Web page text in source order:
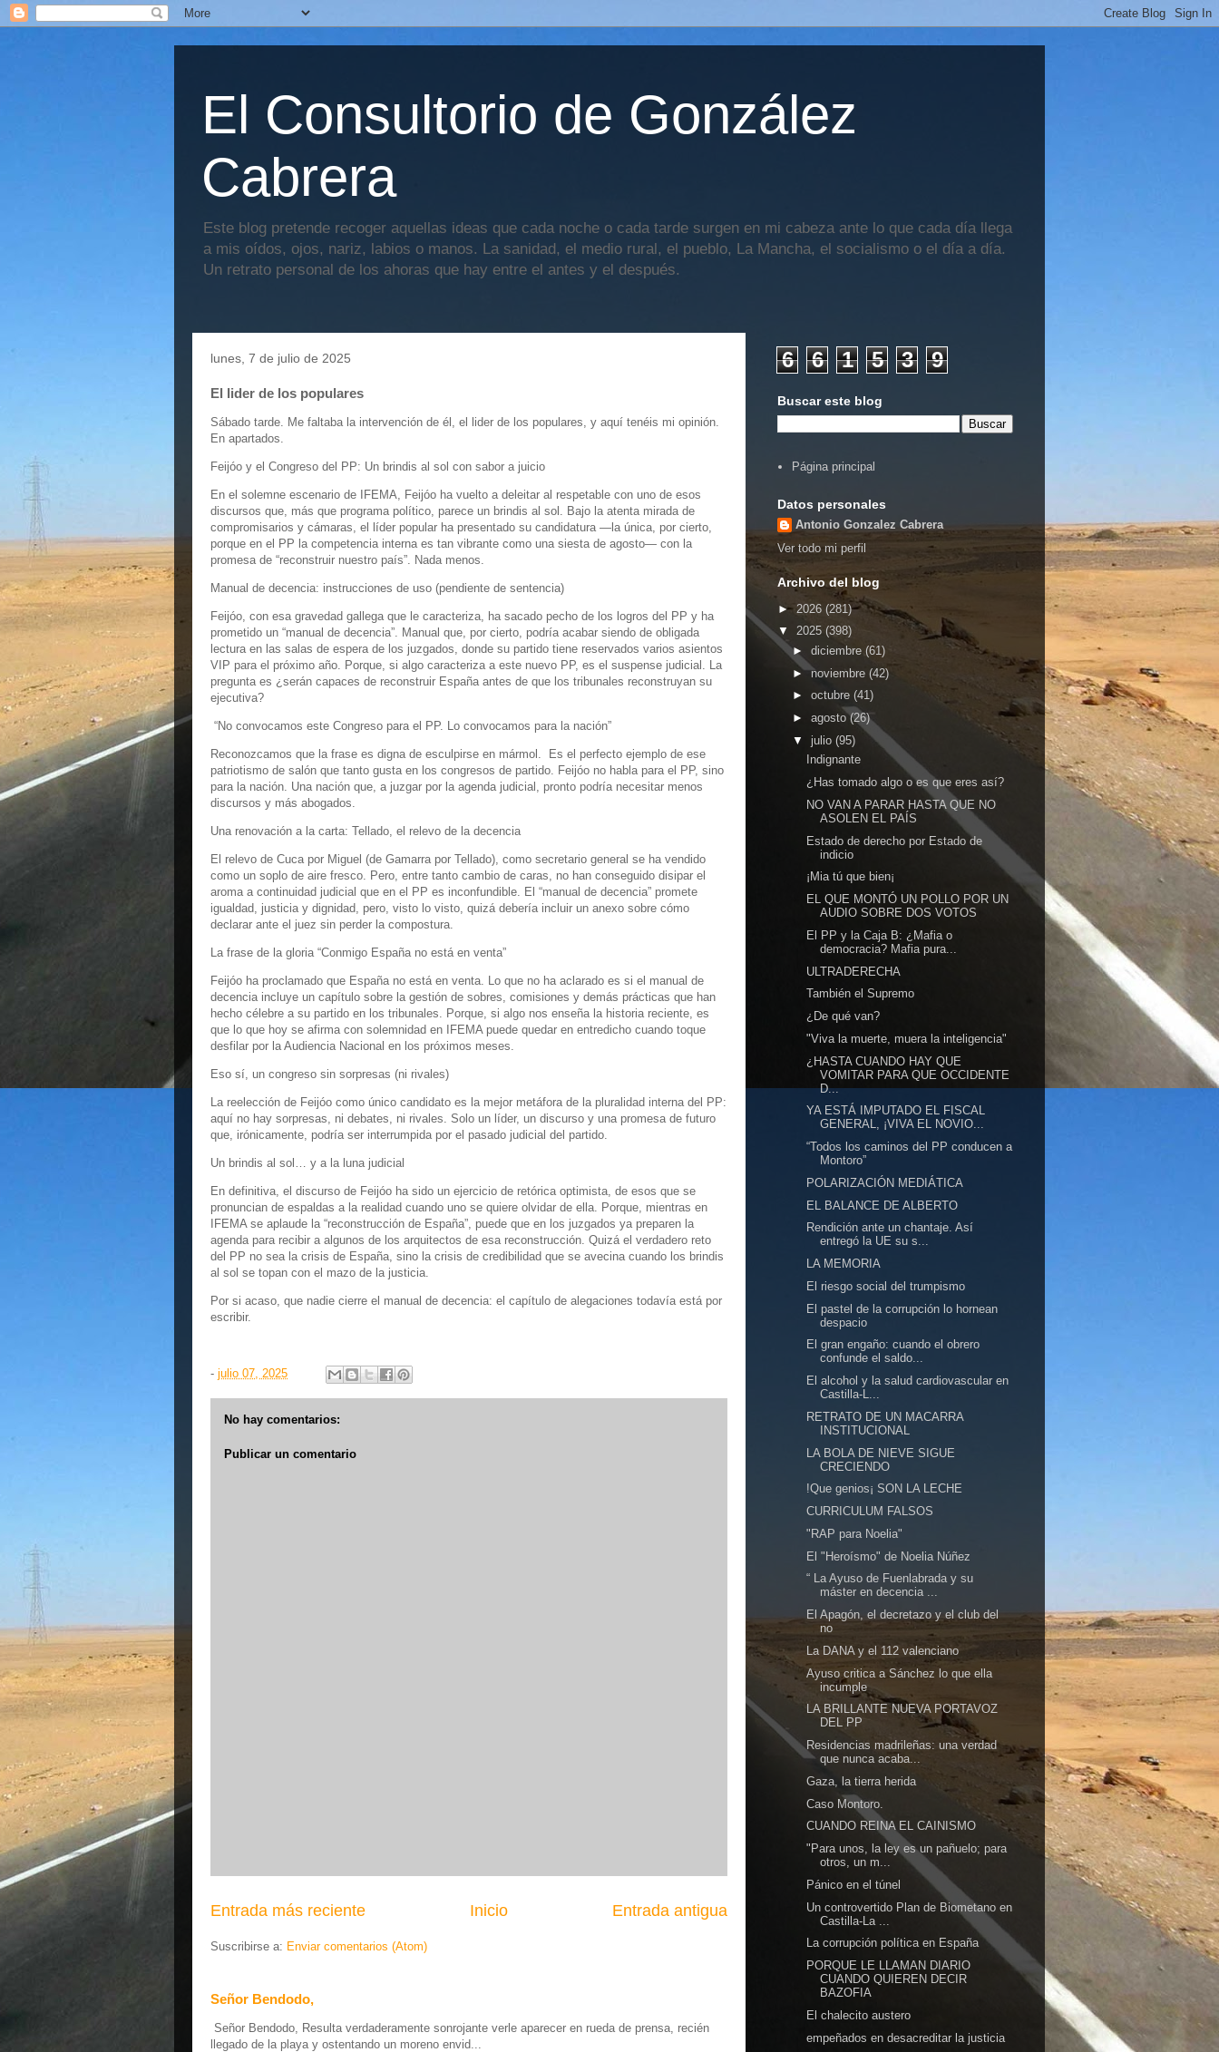
El Consultorio de González
Cabrera
Este blog pretende recoger aquellas ideas que cada noche o cada tarde surgen en mi cabeza ante lo que cada día llega
a mis oídos, ojos, nariz, labios o manos. La sanidad, el medio rural, el pueblo, La Mancha, el socialismo o el día a día.
Un retrato personal de los ahoras que hay entre el antes y el después.
lunes, 7 de julio de 2025
El lider de los populares
Sábado tarde. Me faltaba la intervención de él, el lider de los populares, y aquí tenéis mi opinión.
En apartados.
Feijóo y el Congreso del PP: Un brindis al sol con sabor a juicio
En el solemne escenario de IFEMA, Feijóo ha vuelto a deleitar al respetable con uno de esos
discursos que, más que programa político, parece un brindis al sol. Bajo la atenta mirada de
compromisarios y cámaras, el líder popular ha presentado su candidatura —la única, por cierto,
porque en el PP la competencia interna es tan vibrante como una siesta de agosto— con la
promesa de “reconstruir nuestro país”. Nada menos.
Manual de decencia: instrucciones de uso (pendiente de sentencia)
Feijóo, con esa gravedad gallega que le caracteriza, ha sacado pecho de los logros del PP y ha
prometido un “manual de decencia”. Manual que, por cierto, podría acabar siendo de obligada
lectura en las salas de espera de los juzgados, donde su partido tiene reservados varios asientos
VIP para el próximo año. Porque, si algo caracteriza a este nuevo PP, es el suspense judicial. La
pregunta es ¿serán capaces de reconstruir España antes de que los tribunales reconstruyan su
ejecutiva?
“No convocamos este Congreso para el PP. Lo convocamos para la nación”
Reconozcamos que la frase es digna de esculpirse en mármol. Es el perfecto ejemplo de ese
patriotismo de salón que tanto gusta en los congresos de partido. Feijóo no habla para el PP, sino
para la nación. Una nación que, a juzgar por la agenda judicial, pronto podría necesitar menos
discursos y más abogados.
Una renovación a la carta: Tellado, el relevo de la decencia
El relevo de Cuca por Miguel (de Gamarra por Tellado), como secretario general se ha vendido
como un soplo de aire fresco. Pero, entre tanto cambio de caras, no han conseguido disipar el
aroma a continuidad judicial que en el PP es inconfundible. El “manual de decencia” promete
igualdad, justicia y dignidad, pero, visto lo visto, quizá debería incluir un anexo sobre cómo
declarar ante el juez sin perder la compostura.
La frase de la gloria “Conmigo España no está en venta”
Feijóo ha proclamado que España no está en venta. Lo que no ha aclarado es si el manual de
decencia incluye un capítulo sobre la gestión de sobres, comisiones y demás prácticas que han
hecho célebre a su partido en los tribunales. Porque, si algo nos enseña la historia reciente, es
que lo que hoy se afirma con solemnidad en IFEMA puede quedar en entredicho cuando toque
desfilar por la Audiencia Nacional en los próximos meses.
Eso sí, un congreso sin sorpresas (ni rivales)
La reelección de Feijóo como único candidato es la mejor metáfora de la pluralidad interna del PP:
aquí no hay sorpresas, ni debates, ni rivales. Solo un líder, un discurso y una promesa de futuro
que, irónicamente, podría ser interrumpida por el pasado judicial del partido.
Un brindis al sol… y a la luna judicial
En definitiva, el discurso de Feijóo ha sido un ejercicio de retórica optimista, de esos que se
pronuncian de espaldas a la realidad cuando uno se quiere olvidar de ella. Porque, mientras en
IFEMA se aplaude la “reconstrucción de España”, puede que en los juzgados ya preparen la
agenda para recibir a algunos de los arquitectos de esa reconstrucción. Quizá el verdadero reto
del PP no sea la crisis de España, sino la crisis de credibilidad que se avecina cuando los brindis
al sol se topan con el mazo de la justicia.
Por si acaso, que nadie cierre el manual de decencia: el capítulo de alegaciones todavía está por
escribir.
- julio 07, 2025
No hay comentarios:
Publicar un comentario
Entrada más reciente Entrada antigua
Inicio
Suscribirse a: Enviar comentarios (Atom)
Señor Bendodo,
Señor Bendodo, Resulta verdaderamente sonrojante verle aparecer en rueda de prensa, recién
llegado de la playa y ostentando un moreno envid...
6 6 1 5 3 9
Buscar este blog
Página principal
Datos personales
Antonio Gonzalez Cabrera
Ver todo mi perfil
Archivo del blog
► 2026 (281)
▼ 2025 (398)
► diciembre (61)
►noviembre (42)
► octubre (41)
► agosto(26)
▼ julio (95)
Indignante
¿Has tomado algo o es que eres así?
NO VAN A PARAR HASTA QUE NO
ASOLEN EL PAÍS
Estado de derecho por Estado de
indicio
¡Mia tú que bien¡
EL QUE MONTÓ UN POLLO POR UN
AUDIO SOBRE DOS VOTOS
El PP y la Caja B: ¿Mafia o
democracia? Mafia pura...
ULTRADERECHA
También el Supremo
¿De qué van?
"Viva la muerte, muera la inteligencia"
¿HASTA CUANDO HAY QUE
VOMITAR PARA QUE OCCIDENTE
D...
YA ESTÁ IMPUTADO EL FISCAL
GENERAL, ¡VIVA EL NOVIO...
“Todos los caminos del PP conducen a
Montoro”
POLARIZACIÓN MEDIÁTICA
EL BALANCE DE ALBERTO
Rendición ante un chantaje. Así
entregó la UE su s...
LA MEMORIA
El riesgo social del trumpismo
El pastel de la corrupción lo hornean
despacio
El gran engaño: cuando el obrero
confunde el saldo...
El alcohol y la salud cardiovascular en
Castilla-L...
RETRATO DE UN MACARRA
INSTITUCIONAL
LA BOLA DE NIEVE SIGUE
CRECIENDO
!Que genios¡ SON LA LECHE
CURRICULUM FALSOS
"RAP para Noelia"
El "Heroísmo" de Noelia Núñez
“ La Ayuso de Fuenlabrada y su
máster en decencia ...
El Apagón, el decretazo y el club del
no
La DANA y el 112 valenciano
Ayuso critica a Sánchez lo que ella
incumple
LA BRILLANTE NUEVA PORTAVOZ
DEL PP
Residencias madrileñas: una verdad
que nunca acaba...
Gaza, la tierra herida
Caso Montoro.
CUANDO REINA EL CAINISMO
"Para unos, la ley es un pañuelo; para
otros, un m...
Pánico en el túnel
Un controvertido Plan de Biometano en
Castilla-La ...
La corrupción política en España
PORQUE LE LLAMAN DIARIO
CUANDO QUIEREN DECIR
BAZOFIA
El chalecito austero
empeñados en desacreditar la justicia